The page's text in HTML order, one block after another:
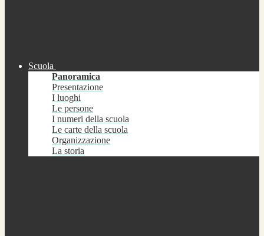
Scuola
Panoramica
Presentazione
I luoghi
Le persone
I numeri della scuola
Le carte della scuola
Organizzazione
La storia